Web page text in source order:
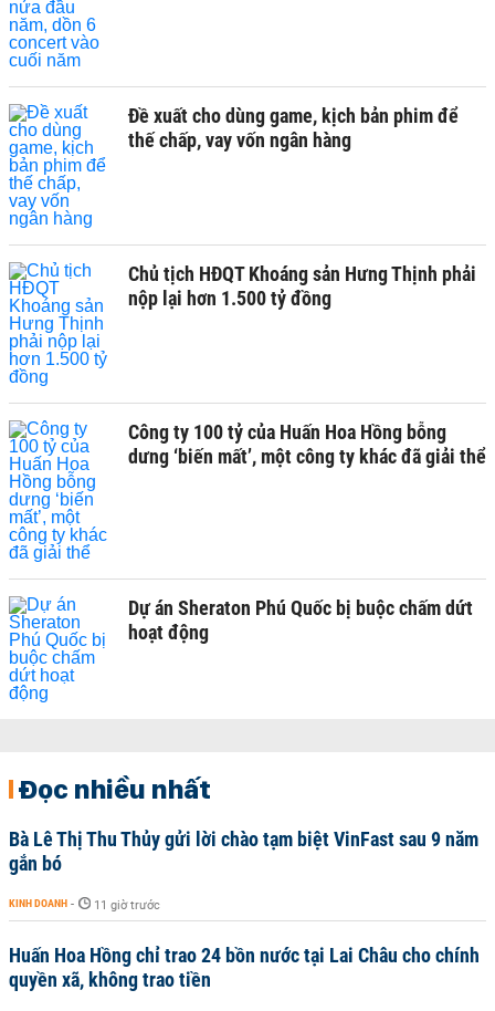
Đề xuất cho dùng game, kịch bản phim để
thế chấp, vay vốn ngân hàng
Chủ tịch HĐQT Khoáng sản Hưng Thịnh phải
nộp lại hơn 1.500 tỷ đồng
Công ty 100 tỷ của Huấn Hoa Hồng bỗng
dưng ‘biến mất’, một công ty khác đã giải thể
Dự án Sheraton Phú Quốc bị buộc chấm dứt
hoạt động
Đọc nhiều nhất
Bà Lê Thị Thu Thủy gửi lời chào tạm biệt VinFast sau 9 năm
gắn bó
KINH DOANH - 11 giờ trước
Huấn Hoa Hồng chỉ trao 24 bồn nước tại Lai Châu cho chính
quyền xã, không trao tiền